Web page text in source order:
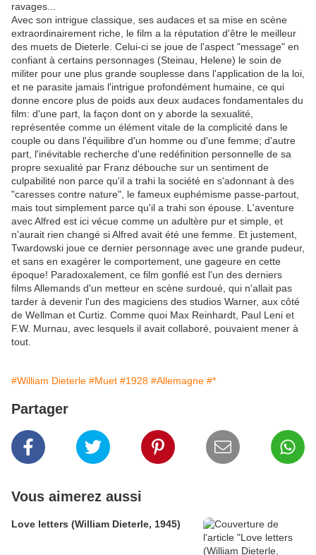
ravages...
Avec son intrigue classique, ses audaces et sa mise en scène
extraordinairement riche, le film a la réputation d'être le meilleur
des muets de Dieterle. Celui-ci se joue de l'aspect "message" en
confiant à certains personnages (Steinau, Helene) le soin de
militer pour une plus grande souplesse dans l'application de la loi,
et ne parasite jamais l'intrigue profondément humaine, ce qui
donne encore plus de poids aux deux audaces fondamentales du
film: d'une part, la façon dont on y aborde la sexualité,
représentée comme un élément vitale de la complicité dans le
couple ou dans l'équilibre d'un homme ou d'une femme; d'autre
part, l'inévitable recherche d'une redéfinition personnelle de sa
propre sexualité par Franz débouche sur un sentiment de
culpabilité non parce qu'il a trahi la société en s'adonnant à des
"caresses contre nature", le fameux euphémisme passe-partout,
mais tout simplement parce qu'il a trahi son épouse. L'aventure
avec Alfred est ici vécue comme un adultère pur et simple, et
n'aurait rien changé si Alfred avait été une femme. Et justement,
Twardowski joue ce dernier personnage avec une grande pudeur,
et sans en exagérer le comportement, une gageure en cette
époque! Paradoxalement, ce film gonflé est l'un des derniers
films Allemands d'un metteur en scène surdoué, qui n'allait pas
tarder à devenir l'un des magiciens des studios Warner, aux côté
de Wellman et Curtiz. Comme quoi Max Reinhardt, Paul Leni et
F.W. Murnau, avec lesquels il avait collaboré, pouvaient mener à
tout.
#William Dieterle #Muet #1928 #Allemagne #*
Partager
Vous aimerez aussi
Love letters (William Dieterle, 1945)